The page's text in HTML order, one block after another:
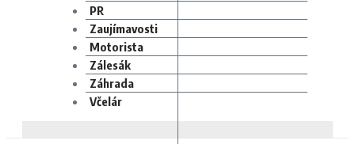
PR
Zaujímavosti
Motorista
Zálesák
Záhrada
Včelár